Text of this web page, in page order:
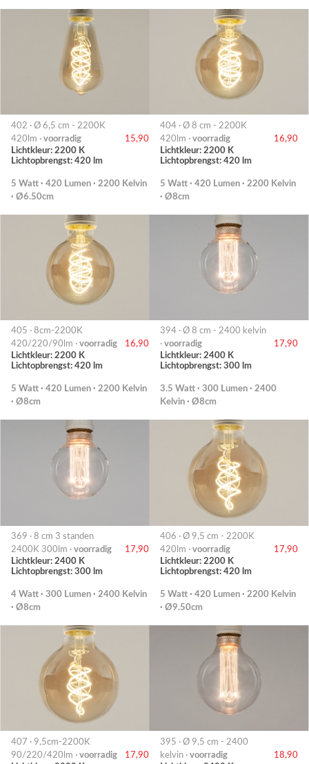
402 · Ø 6,5 cm - 2200K
420lm · voorradig
15,90
Lichtkleur: 2200 K
Lichtopbrengst: 420 lm
5 Watt · 420 Lumen · 2200 Kelvin
· Ø6.50cm
404 · Ø 8 cm - 2200K
420lm · voorradig
16,90
Lichtkleur: 2200 K
Lichtopbrengst: 420 lm
5 Watt · 420 Lumen · 2200 Kelvin
· Ø8cm
405 · 8cm-2200K
420/220/90lm · voorradig
16,90
Lichtkleur: 2200 K
Lichtopbrengst: 420 lm
5 Watt · 420 Lumen · 2200 Kelvin
· Ø8cm
394 · Ø 8 cm - 2400 kelvin
· voorradig
17,90
Lichtkleur: 2400 K
Lichtopbrengst: 300 lm
3.5 Watt · 300 Lumen · 2400
Kelvin · Ø8cm
369 · 8 cm 3 standen
2400K 300lm · voorradig
17,90
Lichtkleur: 2400 K
Lichtopbrengst: 300 lm
4 Watt · 300 Lumen · 2400 Kelvin
· Ø8cm
406 · Ø 9,5 cm - 2200K
420lm · voorradig
17,90
Lichtkleur: 2200 K
Lichtopbrengst: 420 lm
5 Watt · 420 Lumen · 2200 Kelvin
· Ø9.50cm
407 · 9,5cm-2200K
90/220/420lm · voorradig
17,90
395 · Ø 9,5 cm - 2400
kelvin · voorradig
18,90